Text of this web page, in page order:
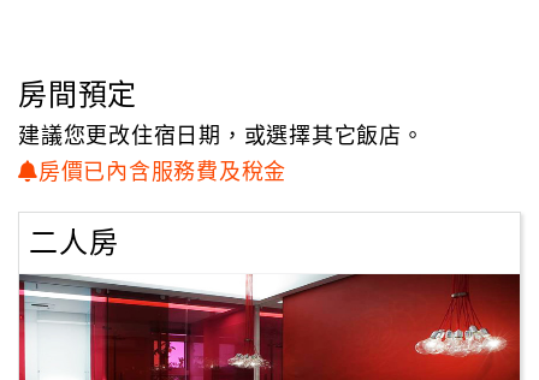
地
圖
顧
務
客
除了調顏色，我們更精心地將菜色、音色、氣色的細節融入
住宿服務中，
在地當令的健康美味食材、不同型態的音樂播放、人文藝術
讓旅客從內到外調色，在淳厚的蘭陽平原裡，重新綻放生命
的光采並勇敢築夢，
住在自己的幸福彩虹夢。
除了不定期的四色講座(顏色、菜色、音色、氣色)與築夢活
動，
房間預定
建議您更改住宿日期，或選擇其它飯店。
房價已內含服務費及稅金
二人房